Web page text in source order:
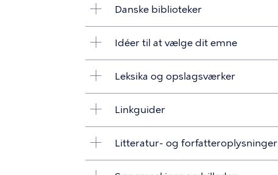
Danske biblioteker
Idéer til at vælge dit emne
Leksika og opslagsværker
Linkguider
Litteratur- og forfatteroplysninger